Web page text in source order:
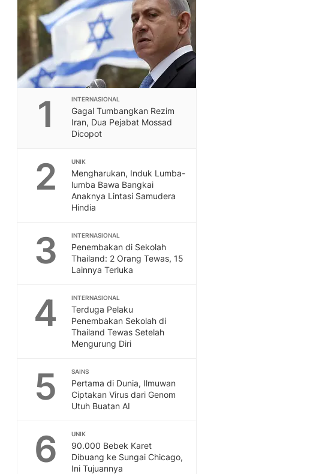
1 INTERNASIONAL
Gagal Tumbangkan Rezim
Iran, Dua Pejabat Mossad
Dicopot
2 UNIK
Mengharukan, Induk Lumba-
lumba Bawa Bangkai
Anaknya Lintasi Samudera
Hindia
3 INTERNASIONAL
Penembakan di Sekolah
Thailand: 2 Orang Tewas, 15
Lainnya Terluka
4 INTERNASIONAL
Terduga Pelaku
Penembakan Sekolah di
Thailand Tewas Setelah
Mengurung Diri
5 SAINS
Pertama di Dunia, Ilmuwan
Ciptakan Virus dari Genom
Utuh Buatan AI
6 UNIK
90.000 Bebek Karet
Dibuang ke Sungai Chicago,
Ini Tujuannya